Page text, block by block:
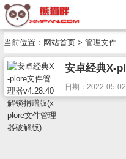
当前位置： 网站首页 > 管理文件
日期：2022-05-02